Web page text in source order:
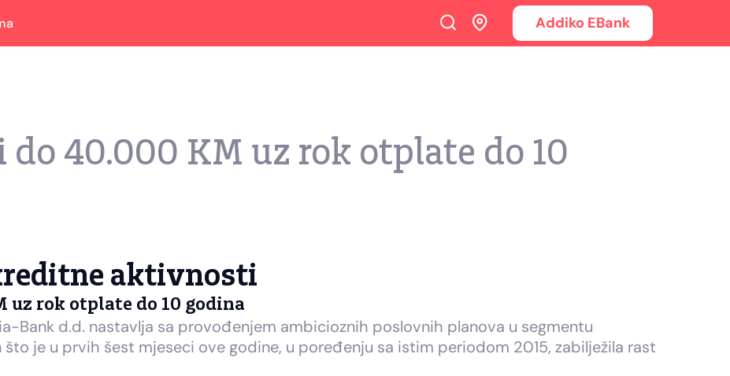
Addiko EBank
40.000 KM uz rok otplate do 10
aktivnosti
uz rok otplate do 10 godina
Bank d.d. nastavlja sa provođenjem ambicioznih poslovnih planova u segmentu
je u prvih šest mjeseci ove godine, u poređenju sa istim periodom 2015, zabilježila rast